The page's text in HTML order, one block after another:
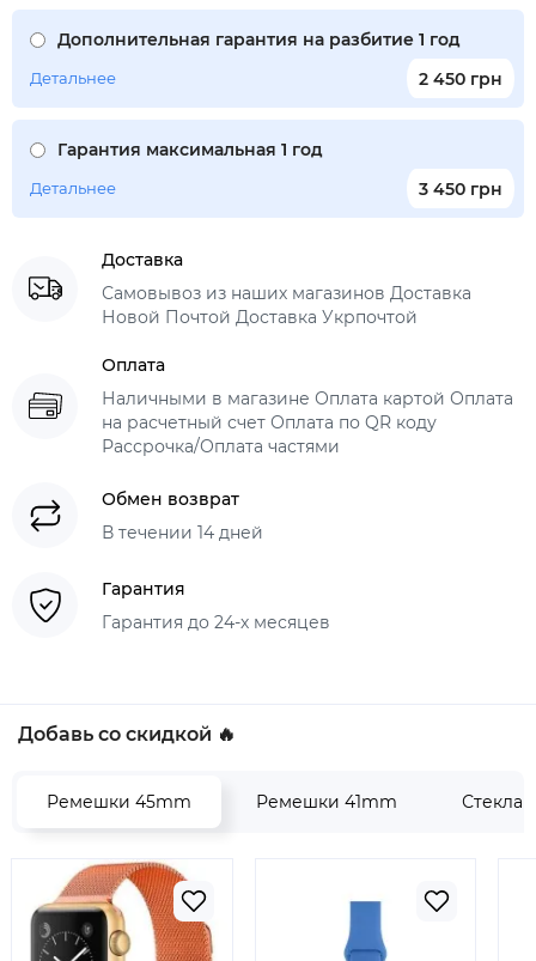
Дополнительная гарантия на разбитие 1 год
2 450 грн
Детальнее
Гарантия максимальная 1 год
3 450 грн
Детальнее
Доставка
Самовывоз из наших магазинов Доставка
Новой Почтой Доставка Укрпочтой
Оплата
Наличными в магазине Оплата картой Оплата
на расчетный счет Оплата по QR коду
Рассрочка/Оплата частями
Обмен возврат
В течении 14 дней
Гарантия
Гарантия до 24-х месяцев
Добавь со скидкой 🔥
Ремешки 45mm Ремешки 41mm Стекла